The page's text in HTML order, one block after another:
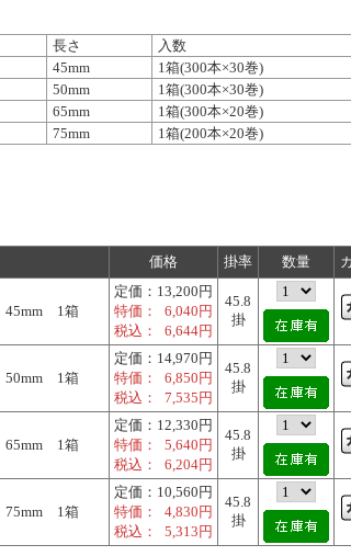
長さ
入数
45mm
1箱(300本×30巻)
50mm
1箱(300本×30巻)
65mm
1箱(300本×20巻)
75mm 1箱(200本×20巻)
価格 掛率 数量
45mm 1箱
定価： 13,200円
特価：
6,040円
税込：
6,644円
45.8
掛
50mm 1箱
定価： 14,970円
特価：
6,850円
税込：
7,535円
45.8
掛
65mm 1箱
定価： 12,330円
特価：
5,640円
税込：
6,204円
45.8
掛
75mm 1箱
定価： 10,560円
特価：
4,830円
税込：
5,313円
45.8
掛